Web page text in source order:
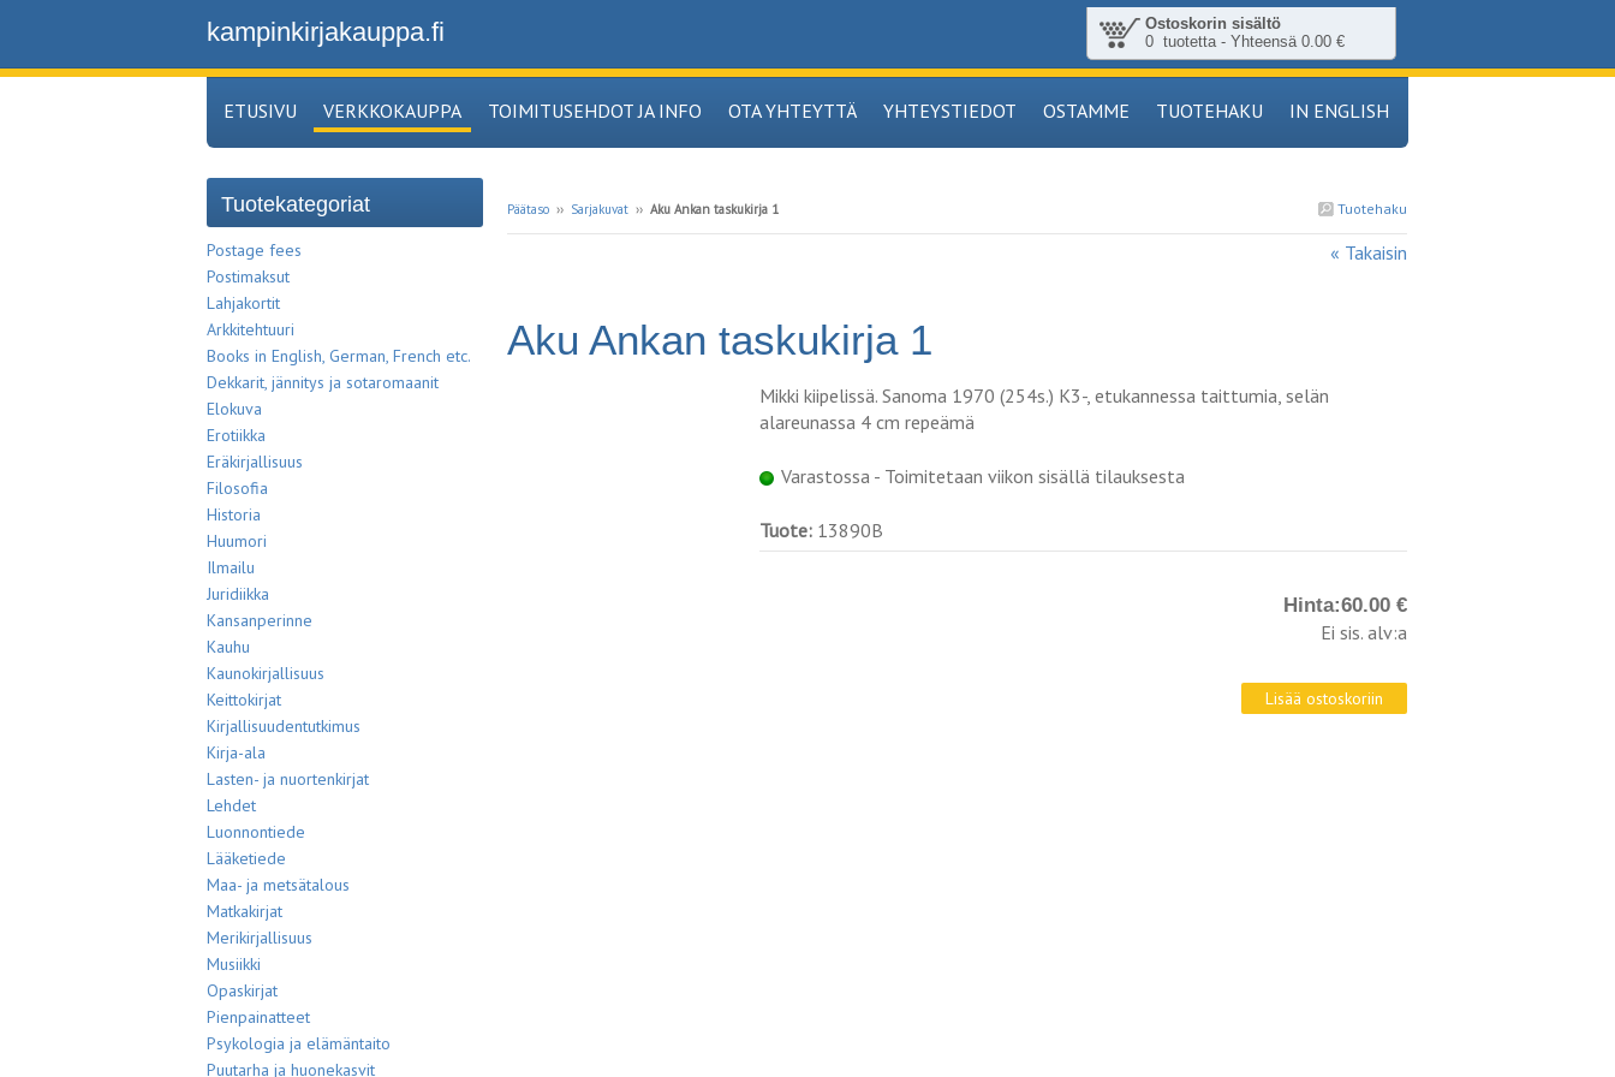
Ostoskorin sisältö
0 tuotetta - Yhteensä 0.00 €
kampinkirjakauppa.fi
ETUSIVU VERKKOKAUPPA TOIMITUSEHDOT JA INFO OTA YHTEYTTÄ YHTEYSTIEDOT OSTAMME TUOTEHAKU IN ENGLISH
Tuotehaku
Päätaso ›› Sarjakuvat ›› Aku Ankan taskukirja 1
« Takaisin
Aku Ankan taskukirja 1
Mikki kiipelissä. Sanoma 1970 (254s.) K3-, etukannessa taittumia, selän
alareunassa 4 cm repeämä
Varastossa - Toimitetaan viikon sisällä tilauksesta
Tuote: 13890B
Hinta:60.00 €
Ei sis. alv:a
Tuotekategoriat
Postage fees
Postimaksut
Lahjakortit
Arkkitehtuuri
Books in English, German, French etc.
Dekkarit, jännitys ja sotaromaanit
Elokuva
Erotiikka
Eräkirjallisuus
Filosofia
Historia
Huumori
Ilmailu
Juridiikka
Kansanperinne
Kauhu
Kaunokirjallisuus
Keittokirjat
Kirjallisuudentutkimus
Kirja-ala
Lasten- ja nuortenkirjat
Lehdet
Luonnontiede
Lääketiede
Maa- ja metsätalous
Matkakirjat
Merikirjallisuus
Musiikki
Opaskirjat
Pienpainatteet
Psykologia ja elämäntaito
Puutarha ja huonekasvit